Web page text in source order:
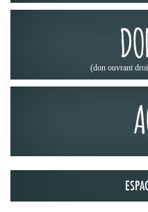
(don ouvrant